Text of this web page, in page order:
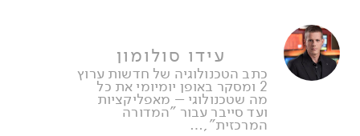
עידו סולומון
כתב הטכנולוגיה של חדשות ערוץ
2 ומסקר באופן יומיומי את כל
מה שטכנולוגי – מאפליקציות
ועד סייבר עבור "המדורה
המרכזית",…